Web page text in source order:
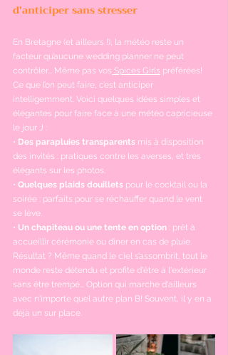
d'anticiper sans stresser
En Bretagne (et ailleurs !), la météo reste un
facteur qu’aucune wedding planner ne peut
contrôler... Même pas vos Spices Girls préférées!
Ce que l’on peut faire, c’est anticiper
intelligemment. Voici quelques idées simples et
élégantes pour faire face à une météo capricieuse
le jour J :
• Des parapluies transparents mis à disposition
des invités : pratiques contre les averses, et très
élégants sur les photos.
• Quelques plaids douillets pour le cocktail ou la
soirée : parfaits pour se réchauffer quand le vent
se lève.
• Un chapiteau ou une tente en option : prêt à
accueillir cérémonie ou dîner en cas de pluie.
Résultat ? Même quand le ciel s’assombrit, tout le
monde reste détendu et profite d'être à l'extérieur
sans être trempé... Option qui marche d'ailleurs
avec n'importe quel autre plan B! Souvent, il y en a
déjà un sur place.